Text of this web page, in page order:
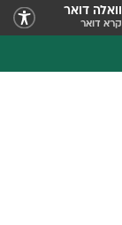
וואלה דואר
קרא דואר